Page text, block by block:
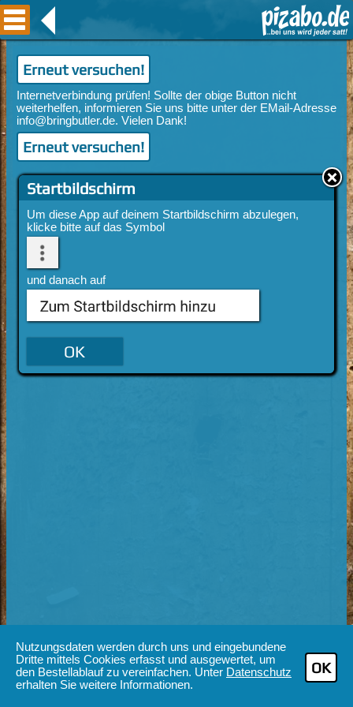
Nutzungsdaten werden durch uns und eingebundene
Dritte mittels Cookies erfasst und ausgewertet, um
den Bestellablauf zu vereinfachen. Unter Datenschutz
erhalten Sie weitere Informationen.
OK
Startbildschirm
Um diese App auf deinem Startbildschirm abzulegen,
klicke bitte auf das Symbol
und danach auf
Erneut versuchen!
Erneut versuchen!